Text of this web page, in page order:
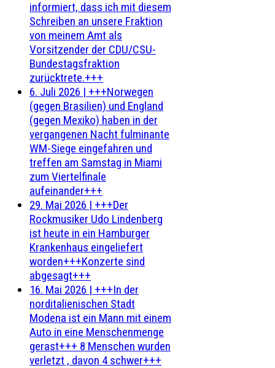
informiert, dass ich mit diesem
Schreiben an unsere Fraktion
von meinem Amt als
Vorsitzender der CDU/CSU-
Bundestagsfraktion
zurücktrete.+++
6. Juli 2026 | +++Norwegen
(gegen Brasilien) und England
(gegen Mexiko) haben in der
vergangenen Nacht fulminante
WM-Siege eingefahren und
treffen am Samstag in Miami
zum Viertelfinale
aufeinander+++
29. Mai 2026 | +++Der
Rockmusiker Udo Lindenberg
ist heute in ein Hamburger
Krankenhaus eingeliefert
worden+++Konzerte sind
abgesagt+++
16. Mai 2026 | +++In der
norditalienischen Stadt
Modena ist ein Mann mit einem
Auto in eine Menschenmenge
gerast+++ 8 Menschen wurden
verletzt , davon 4 schwer+++